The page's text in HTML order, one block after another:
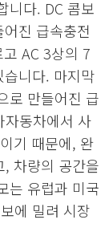
니다. DC 콤보
진 급속충전
AC 3상의 7
니다. 마지막
로 만들어진 급
자동차에서 사
기 때문에, 완
차량의 공간을
는 유럽과 미국
에 밀려 시장